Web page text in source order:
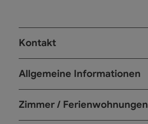
Kontakt
Allgemeine Informationen
Zimmer / Ferienwohnungen